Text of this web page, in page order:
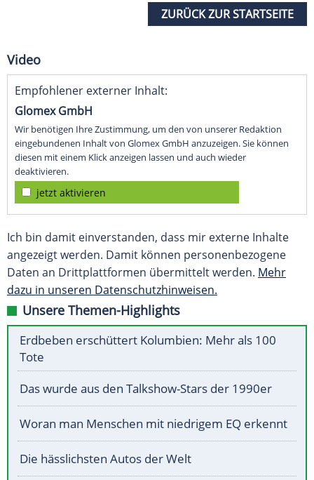
ZURÜCK ZUR STARTSEITE
Video
Empfohlener externer Inhalt:
Glomex GmbH
Wir benötigen Ihre Zustimmung, um den von unserer Redaktion
eingebundenen Inhalt von Glomex GmbH anzuzeigen. Sie können
diesen mit einem Klick anzeigen lassen und auch wieder
deaktivieren.
jetzt aktivieren
Ich bin damit einverstanden, dass mir externe Inhalte
angezeigt werden. Damit können personenbezogene
Daten an Drittplattformen übermittelt werden. Mehr
dazu in unseren Datenschutzhinweisen.
Unsere Themen-Highlights
Erdbeben erschüttert Kolumbien: Mehr als 100
Tote
Das wurde aus den Talkshow-Stars der 1990er
Woran man Menschen mit niedrigem EQ erkennt
Die hässlichsten Autos der Welt